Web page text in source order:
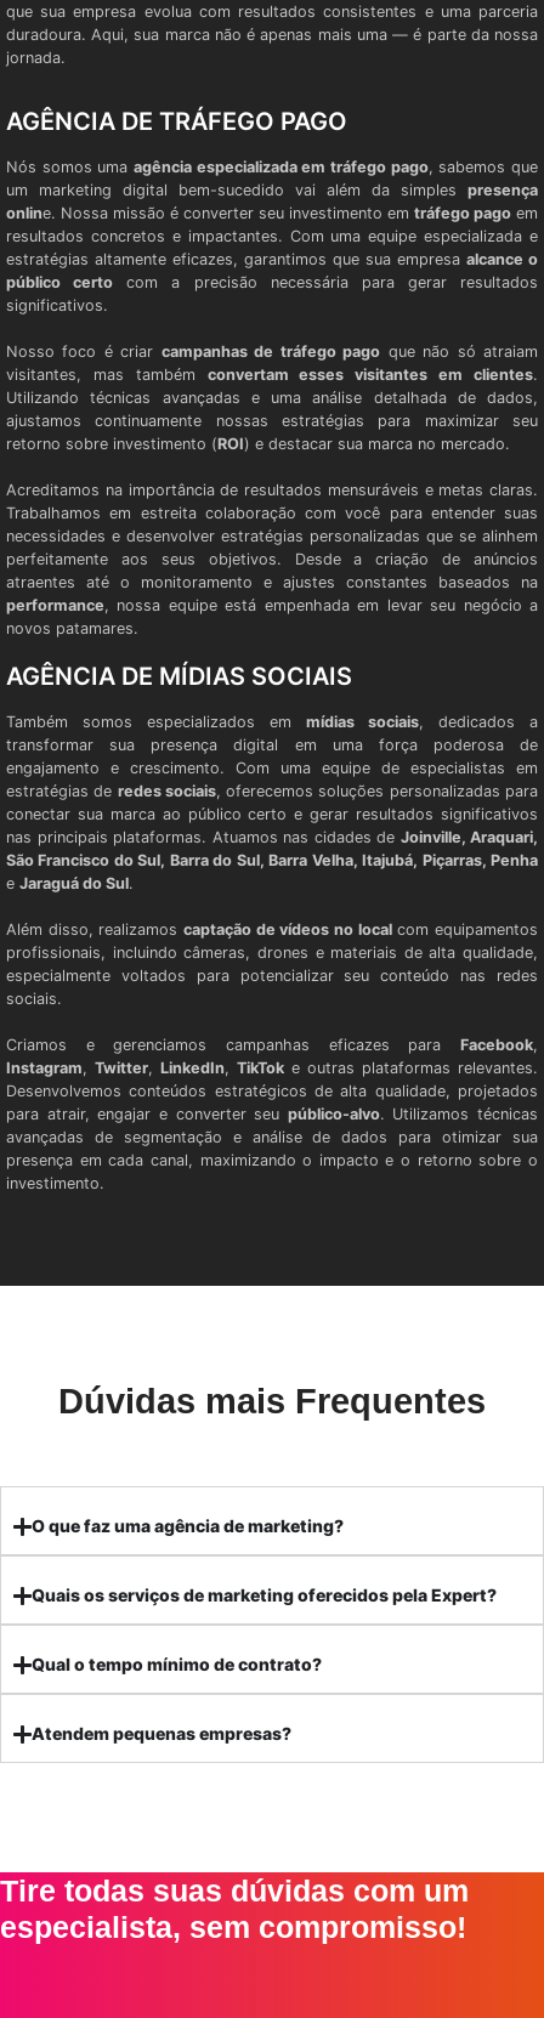
que sua empresa evolua com resultados consistentes e uma parceria
duradoura. Aqui, sua marca não é apenas mais uma — é parte da nossa
jornada.
AGÊNCIA DE TRÁFEGO PAGO
Nós somos uma agência especializada em tráfego pago, sabemos que
um marketing digital bem-sucedido vai além da simples presença
online. Nossa missão é converter seu investimento em tráfego pago em
resultados concretos e impactantes. Com uma equipe especializada e
estratégias altamente eficazes, garantimos que sua empresa alcance o
público certo com a precisão necessária para gerar resultados
significativos.
Nosso foco é criar campanhas de tráfego pago que não só atraiam
visitantes, mas também convertam esses visitantes em clientes.
Utilizando técnicas avançadas e uma análise detalhada de dados,
ajustamos continuamente nossas estratégias para maximizar seu
retorno sobre investimento (ROI) e destacar sua marca no mercado.
Acreditamos na importância de resultados mensuráveis e metas claras.
Trabalhamos em estreita colaboração com você para entender suas
necessidades e desenvolver estratégias personalizadas que se alinhem
perfeitamente aos seus objetivos. Desde a criação de anúncios
atraentes até o monitoramento e ajustes constantes baseados na
performance, nossa equipe está empenhada em levar seu negócio a
novos patamares.
AGÊNCIA DE MÍDIAS SOCIAIS
Também somos especializados em mídias sociais, dedicados a
transformar sua presença digital em uma força poderosa de
engajamento e crescimento. Com uma equipe de especialistas em
estratégias de redes sociais, oferecemos soluções personalizadas para
conectar sua marca ao público certo e gerar resultados significativos
nas principais plataformas. Atuamos nas cidades de Joinville, Araquari,
São Francisco do Sul, Barra do Sul, Barra Velha, Itajubá, Piçarras, Penha
e Jaraguá do Sul.
Além disso, realizamos captação de vídeos no localcom equipamentos
profissionais, incluindo câmeras, drones e materiais de alta qualidade,
especialmente voltados para potencializar seu conteúdo nas redes
sociais.
Criamos e gerenciamos campanhas eficazes para Facebook,
Instagram, Twitter, LinkedIn, TikTok e outras plataformas relevantes.
Desenvolvemos conteúdos estratégicos de alta qualidade, projetados
para atrair, engajar e converter seu público-alvo. Utilizamos técnicas
avançadas de segmentação e análise de dados para otimizar sua
presença em cada canal, maximizando o impacto e o retorno sobre o
investimento.
Dúvidas mais Frequentes
O que faz uma agência de marketing?
Quais os serviços de marketing oferecidos pela Expert?
Qual o tempo mínimo de contrato?
Atendem pequenas empresas?
Tire todas suas dúvidas com um
especialista, sem compromisso!